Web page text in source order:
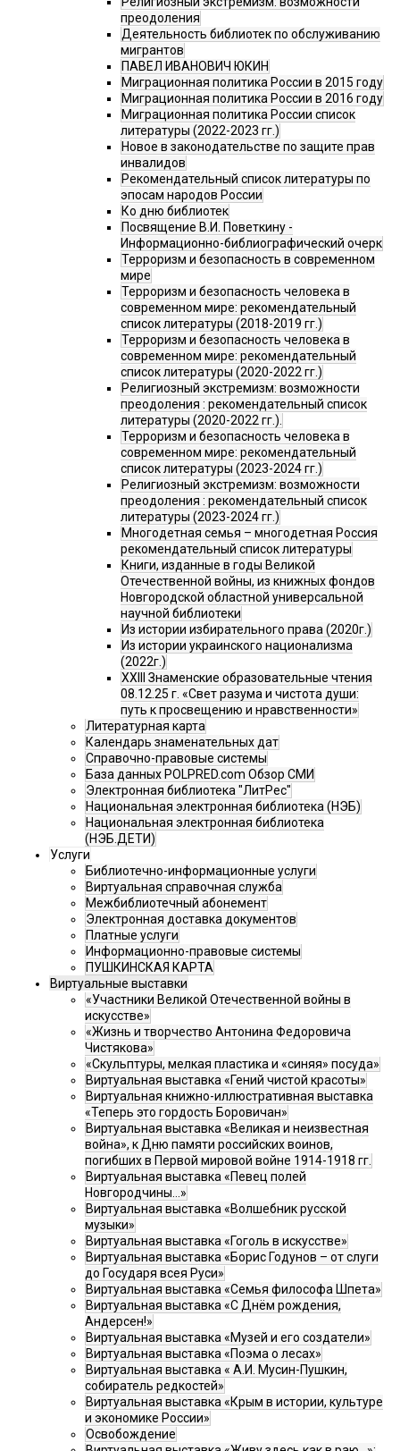
преодоления
Деятельность библиотек по обслуживанию
мигрантов
ПАВЕЛ ИВАНОВИЧ ЮКИН
Миграционная политика России в 2015 году
Миграционная политика России в 2016 году
Миграционная политика России список
литературы (2022-2023 гг.)
Новое в законодательстве по защите прав
инвалидов
Рекомендательный список литературы по
эпосам народов России
Ко дню библиотек
Посвящение В.И. Поветкину -
Информационно-библиографический очерк
Терроризм и безопасность в современном
мире
Терроризм и безопасность человека в
современном мире: рекомендательный
список литературы (2018-2019 гг.)
Терроризм и безопасность человека в
современном мире: рекомендательный
список литературы (2020-2022 гг.)
Религиозный экстремизм: возможности
преодоления : рекомендательный список
литературы (2020-2022 гг.).
Терроризм и безопасность человека в
современном мире: рекомендательный
список литературы (2023-2024 гг.)
Религиозный экстремизм: возможности
преодоления : рекомендательный список
литературы (2023-2024 гг.)
Многодетная семья – многодетная Россия
рекомендательный список литературы
Книги, изданные в годы Великой
Отечественной войны, из книжных фондов
Новгородской областной универсальной
научной библиотеки
Из истории избирательного права (2020г.)
Из истории украинского национализма
(2022г.)
XXIII Знаменские образовательные чтения
08.12.25 г. «Свет разума и чистота души:
путь к просвещению и нравственности»
Литературная карта
Календарь знаменательных дат
Справочно-правовые системы
База данных POLPRED.com Обзор СМИ
Электронная библиотека "ЛитРес"
Национальная электронная библиотека (НЭБ)
Национальная электронная библиотека
(НЭБ.ДЕТИ)
Услуги
Библиотечно-информационные услуги
Виртуальная справочная служба
Межбиблиотечный абонемент
Электронная доставка документов
Платные услуги
Информационно-правовые системы
ПУШКИНСКАЯ КАРТА
Виртуальные выставки
«Участники Великой Отечественной войны в
искусстве»
«Жизнь и творчество Антонина Федоровича
Чистякова»
«Скульптуры, мелкая пластика и «синяя» посуда»
Виртуальная выставка «Гений чистой красоты»
Виртуальная книжно-иллюстративная выставка
«Теперь это гордость Боровичан»
Виртуальная выставка «Великая и неизвестная
война», к Дню памяти российских воинов,
погибших в Первой мировой войне 1914-1918 гг.
Виртуальная выставка «Певец полей
Новгородчины…»
Виртуальная выставка «Волшебник русской
музыки»
Виртуальная выставка «Гоголь в искусстве»
Виртуальная выставка «Борис Годунов – от слуги
до Государя всея Руси»
Виртуальная выставка «Семья философа Шпета»
Виртуальная выставка «С Днём рождения,
Андерсен!»
Виртуальная выставка «Музей и его создатели»
Виртуальная выставка «Поэма о лесах»
Виртуальная выставка « А.И. Мусин-Пушкин,
собиратель редкостей»
Виртуальная выставка «Крым в истории, культуре
и экономике России»
Освобождение